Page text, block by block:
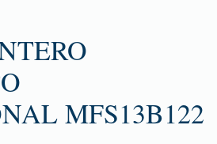
MFS13B122